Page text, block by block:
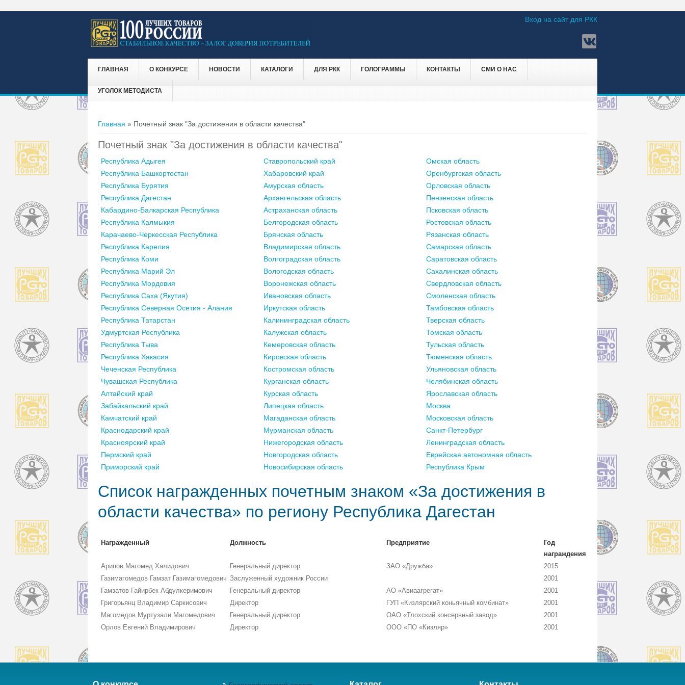
Вход на сайт для РКК
ГЛАВНАЯ О КОНКУРСЕ НОВОСТИ КАТАЛОГИ ДЛЯ РКК ГОЛОГРАММЫ КОНТАКТЫ СМИ О НАС
УГОЛОК МЕТОДИСТА
Вы здесь
Главная » Почетный знак "За достижения в области качества"
Почетный знак "За достижения в области качества"
Республика Адыгея Ставропольский край
Омская область
Республика Башкортостан
Хабаровский край
Оренбургская область
Республика Бурятия
Амурская область
Орловская область
Республика Дагестан
Архангельская область
Пензенская область
Кабардино-Балкарская Республика
Астраханская область
Псковская область
Республика Калмыкия
Белгородская область
Ростовская область
Карачаево-Черкесская Республика
Брянская область
Рязанская область
Республика Карелия
Владимирская область
Самарская область
Республика Коми
Волгоградская область
Саратовская область
Республика Марий Эл
Вологодская область
Сахалинская область
Республика Мордовия
Воронежская область
Свердловская область
Республика Саха (Якутия)
Ивановская область
Смоленская область
Республика Северная Осетия - Алания
Иркутская область
Тамбовская область
Республика Татарстан
Калининградская область
Тверская область
Удмуртская Республика
Калужская область
Томская область
Республика Тыва
Кемеровская область
Тульская область
Республика Хакасия
Кировская область
Тюменская область
Чеченская Республика
Костромская область
Ульяновская область
Чувашская Республика
Курганская область
Челябинская область
Алтайский край
Курская область
Ярославская область
Забайкальский край
Липецкая область
Москва
Камчатский край
Магаданская область
Московская область
Краснодарский край
Мурманская область
Санкт-Петербург
Красноярский край
Нижегородская область
Ленинградская область
Пермский край
Новгородская область
Еврейская автономная область
Приморский край
Новосибирская область Республика Крым
Список награжденных почетным знаком «За достижения в
области качества» по региону Республика Дагестан
Награжденный Должность Предприятие
Год
награждения
Арипов Магомед Халидович
Генеральный директор ЗАО «Дружба»
2015
Газимагомедов Гамзат Газимагомедович Заслуженный художник России
2001
Гамзатов Гайирбек Абдулкеримович
Генеральный директор АО «Авиаагрегат»
2001
Григорьянц Владимир Саркисович
Директор ГУП «Кизлярский коньячный комбинат»
2001
Магомедов Муртузали Магомедович
Генеральный директор ОАО «Тлохский консервный завод»
2001
Орлов Евгений Владимирович
Директор ООО «ПО «Кизляр» 2001